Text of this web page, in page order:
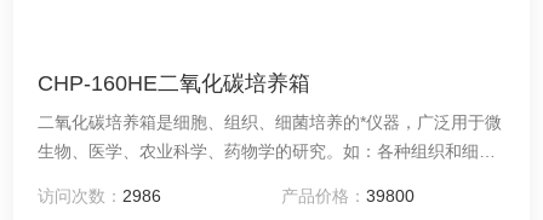
CHP-160HE二氧化碳培养箱
二氧化碳培养箱是细胞、组织、细菌培养的*仪器，广泛用于微
生物、医学、农业科学、药物学的研究。如：各种组织和细胞
养、遗传工程、试管婴儿、克隆技术、医药学、微生物学、免
访问次数： 2986 产品价格： 39800